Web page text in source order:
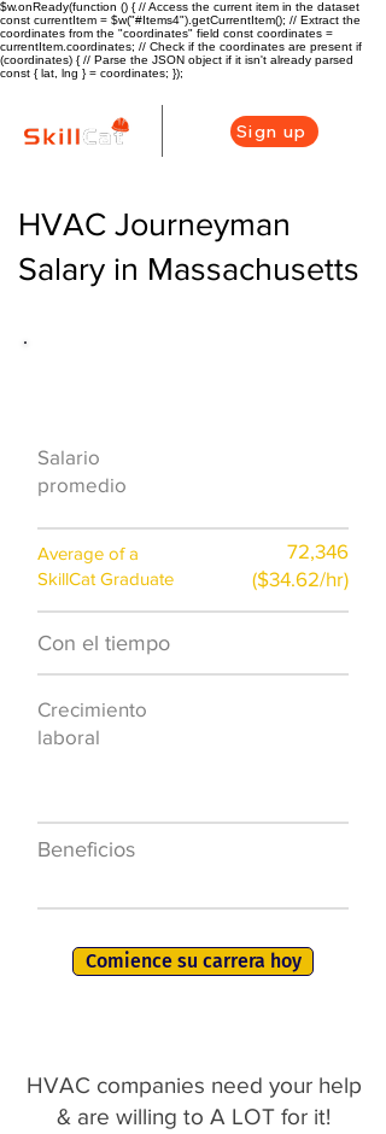
$w.onReady(function () { // Access the current item in the dataset
const currentItem = $w("#Items4").getCurrentItem(); // Extract the
coordinates from the "coordinates" field const coordinates =
currentItem.coordinates; // Check if the coordinates are present if
(coordinates) { // Parse the JSON object if it isn't already parsed
const { lat, lng } = coordinates; });
Sign up
HVAC Journeyman
Salary in Massachusetts
Salario
promedio
Average of a
SkillCat Graduate
72,346
($34.62/hr)
Con el tiempo
Crecimiento
laboral
Beneficios
Comience su carrera hoy
HVAC companies need your help
& are willing to A LOT for it!